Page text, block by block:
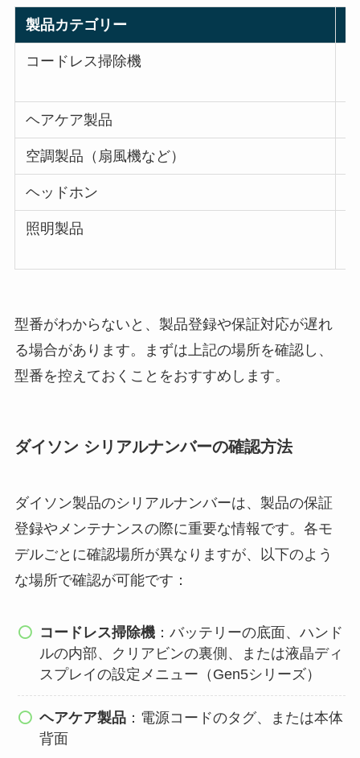
製品カテゴリー
コードレス掃除機
ヘアケア製品
空調製品（扇風機など）
ヘッドホン
照明製品
型番がわからないと、製品登録や保証対応が遅れ
る場合があります。まずは上記の場所を確認し、
型番を控えておくことをおすすめします。
ダイソン シリアルナンバーの確認方法
ダイソン製品のシリアルナンバーは、製品の保証
登録やメンテナンスの際に重要な情報です。各モ
デルごとに確認場所が異なりますが、以下のよう
な場所で確認が可能です：
コードレス掃除機 ：バッテリーの底面、ハンド
ルの内部、クリアビンの裏側、または液晶ディ
スプレイの設定メニュー（Gen5シリーズ）
ヘアケア製品 ：電源コードのタグ、または本体
背面